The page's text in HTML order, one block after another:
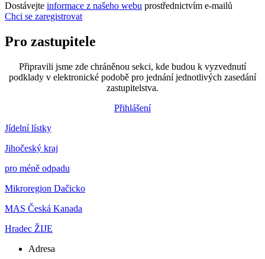
Dostávejte informace z našeho webu prostřednictvím e-mailů
Chci se zaregistrovat
Pro zastupitele
Připravili jsme zde chráněnou sekci, kde budou k vyzvednutí
podklady v elektronické podobě pro jednání jednotlivých zasedání
zastupitelstva.
Přihlášení
Jídelní lístky
Jihočeský kraj
pro méně odpadu
Mikroregion Dačicko
MAS Česká Kanada
Hradec ŽIJE
Adresa